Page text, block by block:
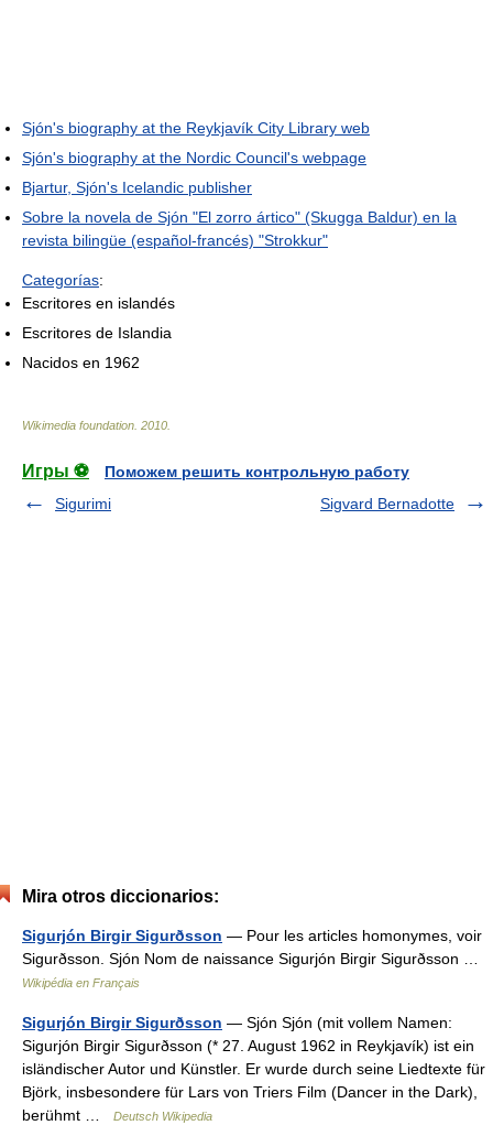
Sjón's biography at the Reykjavík City Library web
Sjón's biography at the Nordic Council's webpage
Bjartur, Sjón's Icelandic publisher
Sobre la novela de Sjón "El zorro ártico" (Skugga Baldur) en la
revista bilingüe (español-francés) "Strokkur"
Categorías:
Escritores en islandés
Escritores de Islandia
Nacidos en 1962
Wikimedia foundation 2010
Игры ⚽
Поможем решить контрольную работу
Sigurimi
Sigvard Bernadotte
Mira otros diccionarios:
Sigurjón Birgir Sigurðsson — Pour les articles homonymes, voir
Sigurðsson. Sjón Nom de naissance Sigurjón Birgir Sigurðsson …
Wikipédia en Français
Sigurjón Birgir Sigurðsson — Sjón Sjón (mit vollem Namen:
Sigurjón Birgir Sigurðsson (* 27. August 1962 in Reykjavík) ist ein
isländischer Autor und Künstler. Er wurde durch seine Liedtexte für
Björk, insbesondere für Lars von Triers Film (Dancer in the Dark),
berühmt …
Deutsch Wikipedia